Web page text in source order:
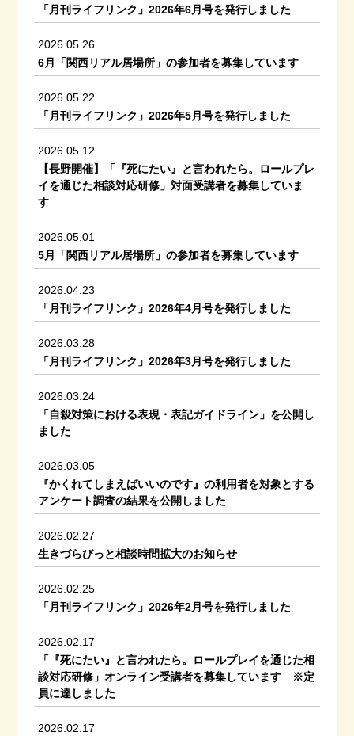
「月刊ライフリンク」2026年6月号を発行しました
2026.05.26
6月「関西リアル居場所」の参加者を募集しています
2026.05.22
「月刊ライフリンク」2026年5月号を発行しました
2026.05.12
【長野開催】「『死にたい』と言われたら。ロールプレ
イを通じた相談対応研修」対面受講者を募集していま
す
2026.05.01
5月「関西リアル居場所」の参加者を募集しています
2026.04.23
「月刊ライフリンク」2026年4月号を発行しました
2026.03.28
「月刊ライフリンク」2026年3月号を発行しました
2026.03.24
「自殺対策における表現・表記ガイドライン」を公開し
ました
2026.03.05
『かくれてしまえばいいのです』の利用者を対象とする
アンケート調査の結果を公開しました
2026.02.27
生きづらびっと相談時間拡大のお知らせ
2026.02.25
「月刊ライフリンク」2026年2月号を発行しました
2026.02.17
「『死にたい』と言われたら。ロールプレイを通じた相
談対応研修」オンライン受講者を募集しています ※定
員に達しました
2026.02.17